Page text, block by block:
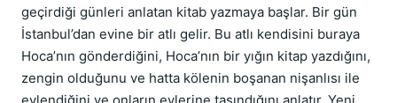
geçirdiği günleri anlatan kitab yazmaya başlar. Bir gün
İstanbul’dan evine bir atlı gelir. Bu atlı kendisini buraya
Hoca’nın gönderdiğini, Hoca’nın bir yığın kitap yazdığını,
zengin olduğunu ve hatta kölenin boşanan nişanlısı ile